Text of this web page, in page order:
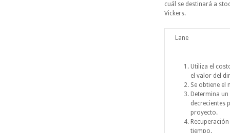
cuál se destinará a
Vickers.
Lane
Utiliza el
el valor del
Se obtiene el
Determina
decrecientes
proyecto.
tiempo.